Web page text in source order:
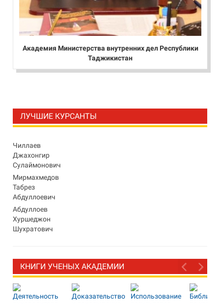
Академия Министерства внутренних дел Республики
Таджикистан
ЛУЧШИЕ КУРСАНТЫ
Чиллаев
Джахонгир
Сулаймонович
Мирмахмедов
Табрез
Абдуллоевич
Абдуллоев
Хуршеджон
Шухратович
КНИГИ УЧЕНЫХ АКАДЕМИИ